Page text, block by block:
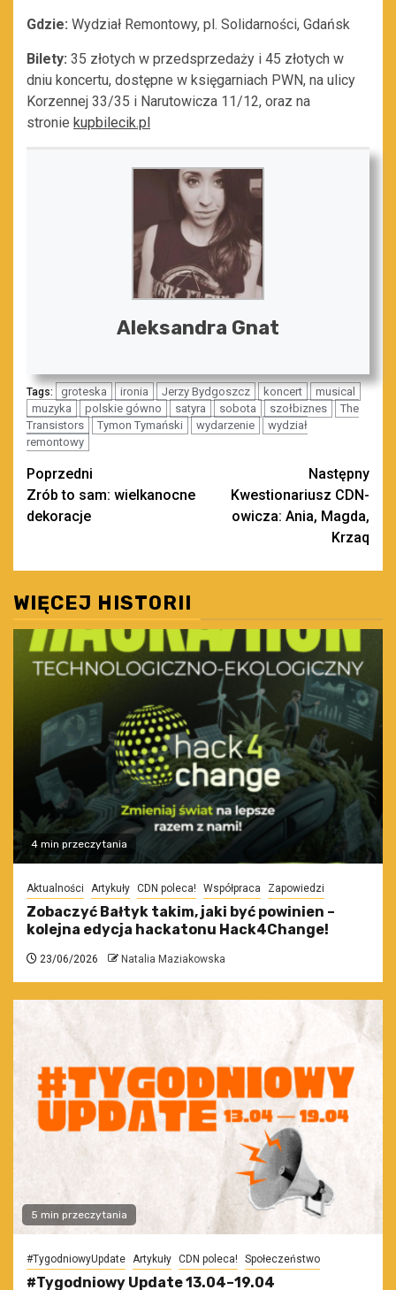
Gdzie: Wydział Remontowy, pl. Solidarności, Gdańsk
Bilety: 35 złotych w przedsprzedaży i 45 złotych w
dniu koncertu, dostępne w księgarniach PWN, na ulicy
Korzennej 33/35 i Narutowicza 11/12, oraz na
stronie kupbilecik.pl
Aleksandra Gnat
Tags: groteska ironia Jerzy Bydgoszcz koncert
musical
muzyka
polskie gówno satyra sobota szołbiznes
The
Transistors
Tymon Tymański wydarzenie
wydział
remontowy
Zobacz
wpisy
Poprzedni
Zrób to sam: wielkanocne
dekoracje
Następny
Kwestionariusz CDN-
owicza: Ania, Magda,
Krzaq
WIĘCEJ HISTORII
4 min przeczytania
Aktualności Artykuły CDN poleca! Współpraca Zapowiedzi
Zobaczyć Bałtyk takim, jaki być powinien –
kolejna edycja hackatonu Hack4Change!
23/06/2026 Natalia Maziakowska
5 min przeczytania
#TygodniowyUpdate Artykuły CDN poleca! Społeczeństwo
#Tygodniowy Update 13.04–19.04